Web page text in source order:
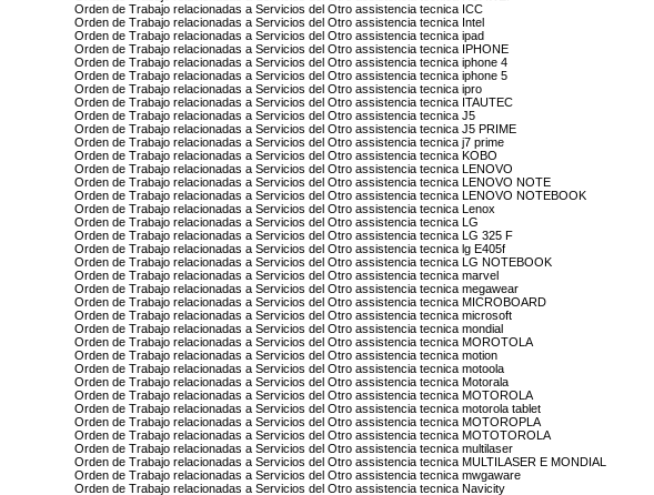
Orden de Trabajo relacionadas a Servicios del Otro assistencia tecnica ICC
Orden de Trabajo relacionadas a Servicios del Otro assistencia tecnica Intel
Orden de Trabajo relacionadas a Servicios del Otro assistencia tecnica ipad
Orden de Trabajo relacionadas a Servicios del Otro assistencia tecnica IPHONE
Orden de Trabajo relacionadas a Servicios del Otro assistencia tecnica iphone 4
Orden de Trabajo relacionadas a Servicios del Otro assistencia tecnica iphone 5
Orden de Trabajo relacionadas a Servicios del Otro assistencia tecnica ipro
Orden de Trabajo relacionadas a Servicios del Otro assistencia tecnica ITAUTEC
Orden de Trabajo relacionadas a Servicios del Otro assistencia tecnica J5
Orden de Trabajo relacionadas a Servicios del Otro assistencia tecnica J5 PRIME
Orden de Trabajo relacionadas a Servicios del Otro assistencia tecnica j7 prime
Orden de Trabajo relacionadas a Servicios del Otro assistencia tecnica KOBO
Orden de Trabajo relacionadas a Servicios del Otro assistencia tecnica LENOVO
Orden de Trabajo relacionadas a Servicios del Otro assistencia tecnica LENOVO NOTE
Orden de Trabajo relacionadas a Servicios del Otro assistencia tecnica LENOVO NOTEBOOK
Orden de Trabajo relacionadas a Servicios del Otro assistencia tecnica Lenox
Orden de Trabajo relacionadas a Servicios del Otro assistencia tecnica LG
Orden de Trabajo relacionadas a Servicios del Otro assistencia tecnica LG 325 F
Orden de Trabajo relacionadas a Servicios del Otro assistencia tecnica lg E405f
Orden de Trabajo relacionadas a Servicios del Otro assistencia tecnica LG NOTEBOOK
Orden de Trabajo relacionadas a Servicios del Otro assistencia tecnica marvel
Orden de Trabajo relacionadas a Servicios del Otro assistencia tecnica megawear
Orden de Trabajo relacionadas a Servicios del Otro assistencia tecnica MICROBOARD
Orden de Trabajo relacionadas a Servicios del Otro assistencia tecnica microsoft
Orden de Trabajo relacionadas a Servicios del Otro assistencia tecnica mondial
Orden de Trabajo relacionadas a Servicios del Otro assistencia tecnica MOROTOLA
Orden de Trabajo relacionadas a Servicios del Otro assistencia tecnica motion
Orden de Trabajo relacionadas a Servicios del Otro assistencia tecnica motoola
Orden de Trabajo relacionadas a Servicios del Otro assistencia tecnica Motorala
Orden de Trabajo relacionadas a Servicios del Otro assistencia tecnica MOTOROLA
Orden de Trabajo relacionadas a Servicios del Otro assistencia tecnica motorola tablet
Orden de Trabajo relacionadas a Servicios del Otro assistencia tecnica MOTOROPLA
Orden de Trabajo relacionadas a Servicios del Otro assistencia tecnica MOTOTOROLA
Orden de Trabajo relacionadas a Servicios del Otro assistencia tecnica multilaser
Orden de Trabajo relacionadas a Servicios del Otro assistencia tecnica MULTILASER E MONDIAL
Orden de Trabajo relacionadas a Servicios del Otro assistencia tecnica mwgaware
Orden de Trabajo relacionadas a Servicios del Otro assistencia tecnica Navicity